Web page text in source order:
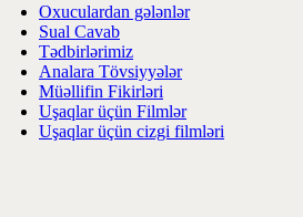
Oxuculardan gələnlər
Sual Cavab
Tədbirlərimiz
Analara Tövsiyyələr
Müəllifin Fikirləri
Uşaqlar üçün Filmlər
Uşaqlar üçün cizgi filmləri